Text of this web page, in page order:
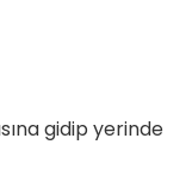
gidip yerinde